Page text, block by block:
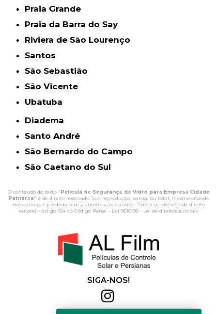
Praia Grande
Praia da Barra do Say
Riviera de São Lourenço
Santos
São Sebastião
São Vicente
Ubatuba
Diadema
Santo André
São Bernardo do Campo
São Caetano do Sul
O conteúdo do texto "Película de Segurança de Vidro para Empresa Cidade
Patriarca" é de direito reservado. Sua reprodução, parcial ou total, mesmo citando
nossos links, é proibida sem a autorização do autor. Crime de violação de direito
autoral – artigo 184 do Código Penal – Lei 9610/98 - Lei de direitos autorais.
SIGA-NOS!